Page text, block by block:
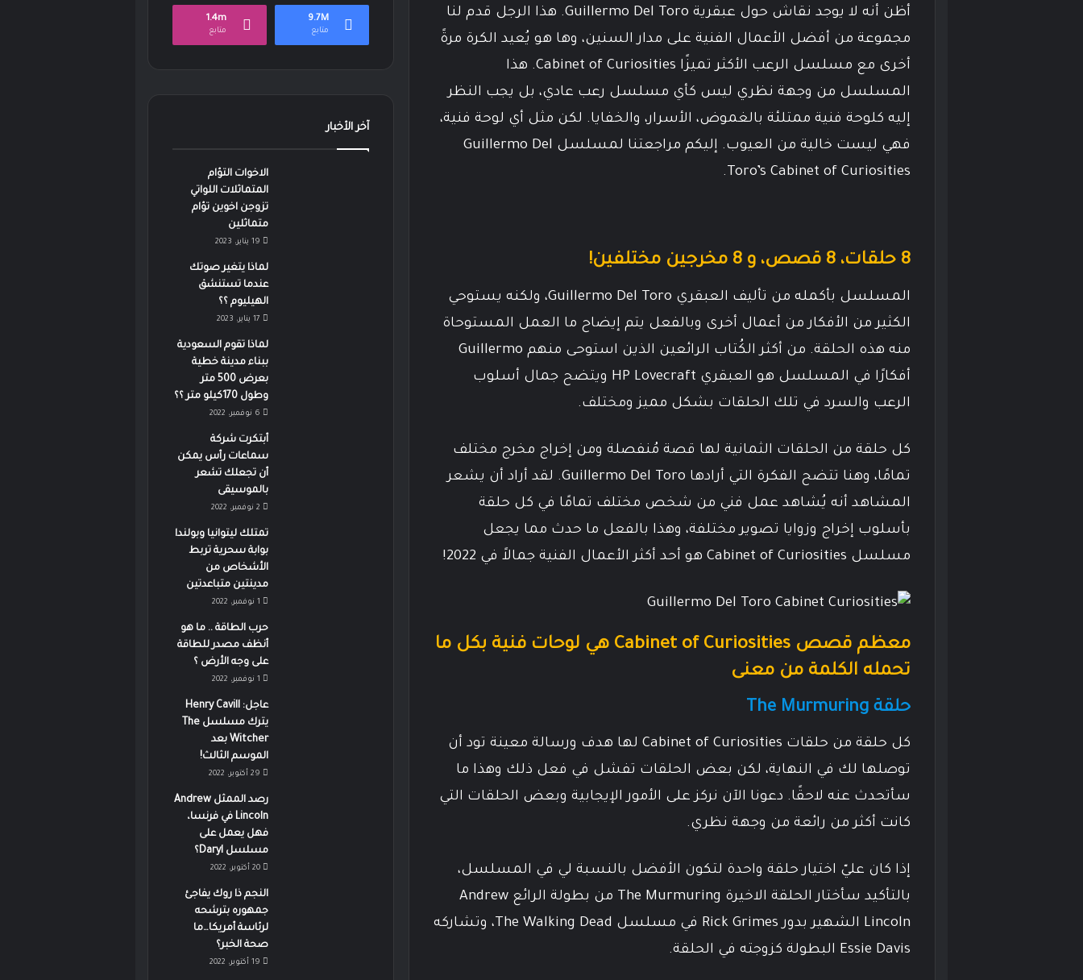
أظن أنه لا يوجد نقاش حول عبقرية Guillermo Del Toro. هذا الرجل قدم لنا
مجموعة من أفضل الأعمال الفنية على مدار السنين، وها هو يُعيد الكرة مرةً
أخرى مع مسلسل الرعب الأكثر تميزًا Cabinet of Curiosities. هذا
المسلسل من وجهة نظري ليس كأي مسلسل رعب عادي، بل يجب النظر
إليه كلوحة فنية ممتلئة بالغموض، الأسرار، والخفايا. لكن مثل أي لوحة فنية،
فهي ليست خالية من العيوب. إليكم مراجعتنا لمسلسل Guillermo Del
Toro’s Cabinet of Curiosities.
8 حلقات، 8 قصص، و 8 مخرجين مختلفين!
المسلسل بأكمله من تأليف العبقري Guillermo Del Toro، ولكنه يستوحي
الكثير من الأفكار من أعمال أخرى وبالفعل يتم إيضاح ما العمل المستوحاة
منه هذه الحلقة. من أكثر الكُتاب الرائعين الذين استوحى منهم Guillermo
أفكارًا في المسلسل هو العبقري HP Lovecraft ويتضح جمال أسلوب
الرعب والسرد في تلك الحلقات بشكل مميز ومختلف.
كل حلقة من الحلقات الثمانية لها قصة مُنفصلة ومن إخراج مخرج مختلف
تمامًا، وهنا تتضح الفكرة التي أرادها Guillermo Del Toro. لقد أراد أن يشعر
المشاهد أنه يُشاهد عمل فني من شخص مختلف تمامًا في كل حلقة
بأسلوب إخراج وزوايا تصوير مختلفة، وهذا بالفعل ما حدث مما يجعل
مسلسل Cabinet of Curiosities هو أحد أكثر الأعمال الفنية جمالاً في 2022!
معظم قصص Cabinet of Curiosities هي لوحات فنية بكل ما
تحمله الكلمة من معنى
حلقة The Murmuring
كل حلقة من حلقات Cabinet of Curiosities لها هدف ورسالة معينة تود أن
توصلها لك في النهاية، لكن بعض الحلقات تفشل في فعل ذلك وهذا ما
سأتحدث عنه لاحقًا. دعونا الآن نركز على الأمور الإيجابية وبعض الحلقات التي
كانت أكثر من رائعة من وجهة نظري.
إذا كان عليّ اختيار حلقة واحدة لتكون الأفضل بالنسبة لي في المسلسل،
بالتأكيد سأختار الحلقة الاخيرة The Murmuring من بطولة الرائع Andrew
Lincoln الشهير بدور Rick Grimes في مسلسل The Walking Dead، وتشاركه
Essie Davis البطولة كزوجته في الحلقة.
9.7M
متابع
1.4m
متابع
آخر الأخبار
الاخوات التؤام
المتماثلات اللواتي
تزوجن اخوين تؤام
متماثلين
19 يناير، 2023
لماذا يتغير صوتك
عندما تستنشق
الهيليوم ؟؟
17 يناير، 2023
لماذا تقوم السعودية
ببناء مدينة خطية
بعرض 500 متر
وطول 170كيلو متر ؟؟
6 نوفمبر، 2022
أبتكرت شركة
سماعات رأس يمكن
أن تجعلك تشعر
بالموسيقى
2 نوفمبر، 2022
تمتلك ليتوانيا وبولندا
بوابة سحرية تربط
الأشخاص من
مدينتين متباعدتين
1 نوفمبر، 2022
حرب الطاقة .. ما هو
أنظف مصدر للطاقة
على وجه الأرض ؟
1 نوفمبر، 2022
عاجل: Henry Cavill
يترك مسلسل The
Witcher بعد
الموسم الثالث!
29 أكتوبر، 2022
رصد الممثل Andrew
Lincoln في فرنسا،
فهل يعمل على
مسلسل Daryl؟
20 أكتوبر، 2022
النجم ذا روك يفاجئ
جمهوره بترشحه
لرئاسة أمريكا…ما
صحة الخبر؟
19 أكتوبر، 2022